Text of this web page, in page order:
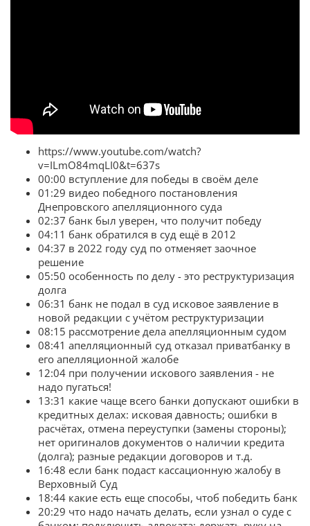
https://www.youtube.com/watch?
v=ILmO84mqLI0&t=637s
00:00 вступление для победы в своём деле
01:29 видео победного постановления
Днепровского апелляционного суда
02:37 банк был уверен, что получит победу
04:11 банк обратился в суд ещё в 2012
04:37 в 2022 году суд по отменяет заочное
решение
05:50 особенность по делу - это реструктуризация
долга
06:31 банк не подал в суд исковое заявление в
новой редакции с учётом реструктуризации
08:15 рассмотрение дела апелляционным судом
08:41 апелляционный суд отказал приватбанку в
его апелляционной жалобе
12:04 при получении искового заявления - не
надо пугаться!
13:31 какие чаще всего банки допускают ошибки в
кредитных делах: исковая давность; ошибки в
расчётах, отмена переуступки (замены стороны);
нет оригиналов документов о наличии кредита
(долга); разные редакции договоров и т.д.
16:48 если банк подаст кассационную жалобу в
Верховный Суд
18:44 какие есть еще способы, чтоб победить банк
20:29 что надо начать делать, если узнал о суде с